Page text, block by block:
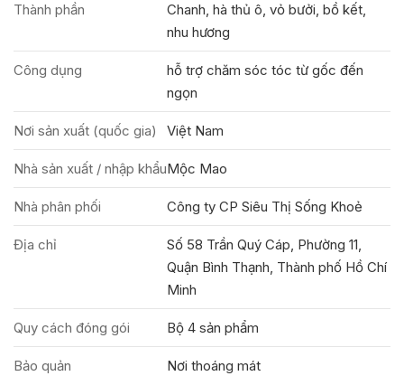
Thành phần
Chanh, hà thủ ô, vỏ bưởi, bồ kết,
nhu hương
Công dụng
hỗ trợ chăm sóc tóc từ gốc đến
ngọn
Nơi sản xuất (quốc gia) Việt Nam
Nhà sản xuất / nhập khẩuMộc Mao
Nhà phân phối Công ty CP Siêu Thị Sống Khoẻ
Địa chỉ
Số 58 Trần Quý Cáp, Phường 11,
Quận Bình Thạnh, Thành phố Hồ Chí
Minh
Quy cách đóng gói Bộ 4 sản phẩm
Bảo quản Nơi thoáng mát